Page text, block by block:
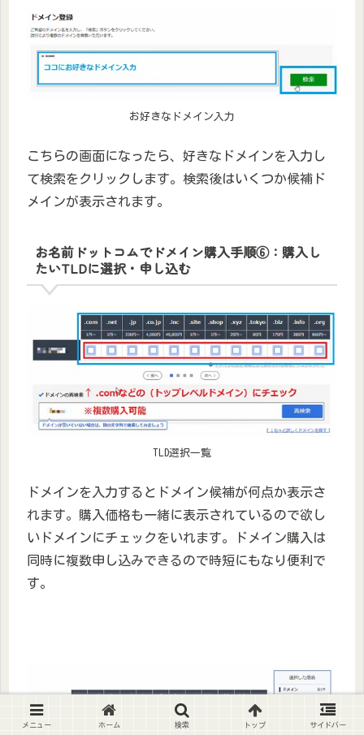
お好きなドメイン入力
こちらの画面になったら、好きなドメインを入力し
て検索をクリックします。検索後はいくつか候補ド
メインが表示されます。
お名前ドットコムでドメイン購入手順⑥：購入し
たいTLDに選択・申し込む
TLD選択一覧
ドメインを入力するとドメイン候補が何点か表示さ
れます。購入価格も一緒に表示されているので欲し
いドメインにチェックをいれます。ドメイン購入は
同時に複数申し込みできるので時短にもなり便利で
す。
メニュー ホーム 検索 トップ サイドバー